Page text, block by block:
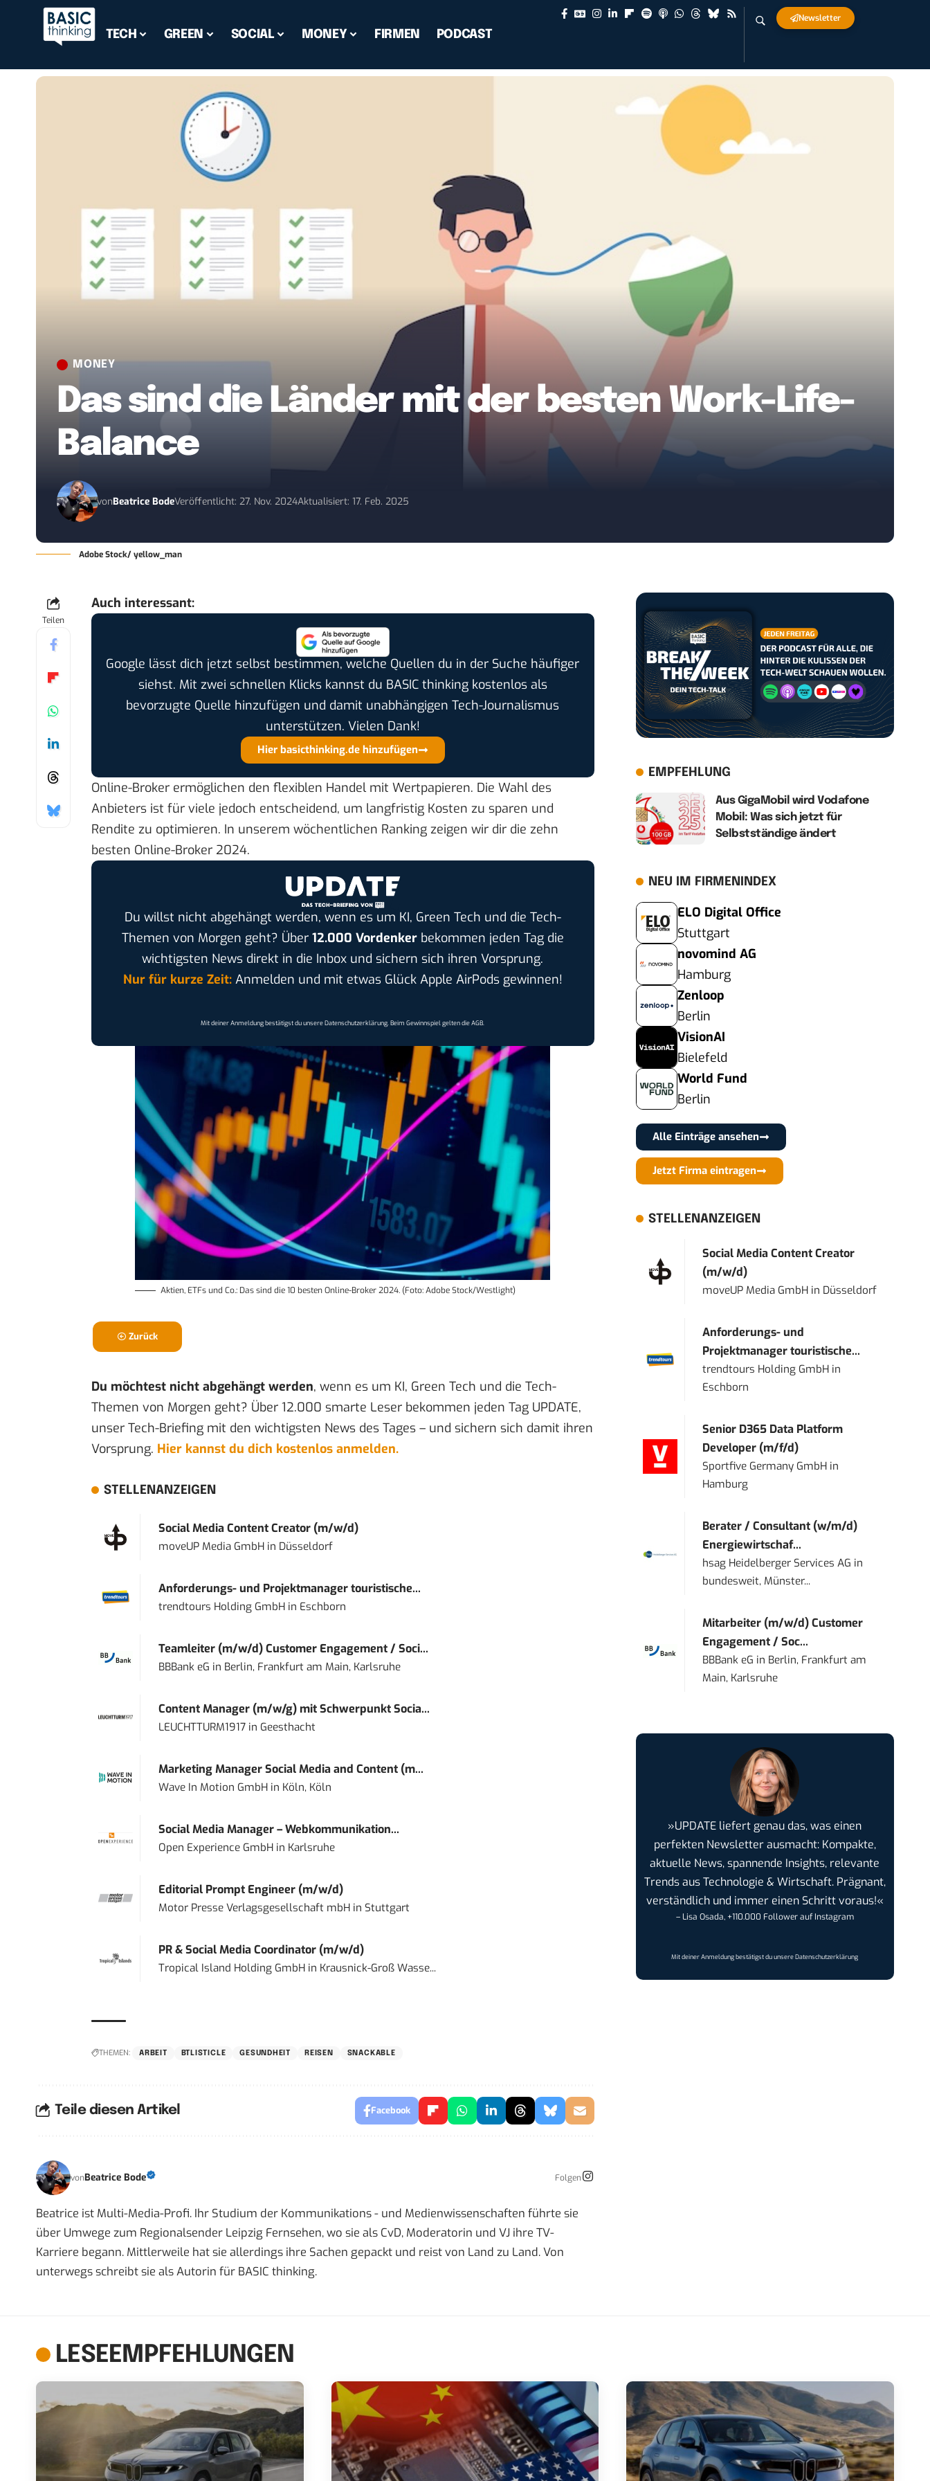
TECH GREEN SOCIAL MONEY FIRMEN PODCAST
Newsletter
MONEY
Das sind die Länder mit der besten Work-Life-
Balance
vonBeatrice BodeVeröffentlicht: 27. Nov. 2024Aktualisiert: 17. Feb. 2025
Adobe Stock/ yellow_man
Teilen
Auch interessant:
Google lässt dich jetzt selbst bestimmen, welche Quellen du in der Suche häufiger
siehst. Mit zwei schnellen Klicks kannst du BASIC thinking kostenlos als
bevorzugte Quelle hinzufügen und damit unabhängigen Tech-Journalismus
unterstützen. Vielen Dank!
Hier basicthinking.de hinzufügen
Online-Broker ermöglichen den flexiblen Handel mit Wertpapieren. Die Wahl des
Anbieters ist für viele jedoch entscheidend, um langfristig Kosten zu sparen und
Rendite zu optimieren. In unserem wöchentlichen Ranking zeigen wir dir die zehn
besten Online-Broker 2024.
Du willst nicht abgehängt werden, wenn es um KI, Green Tech und die Tech-
Themen von Morgen geht? Über 12.000 Vordenkerbekommen jeden Tag die
wichtigsten News direkt in die Inbox und sichern sich ihren Vorsprung.
Nur für kurze Zeit:Anmelden und mit etwas Glück Apple AirPods gewinnen!
Mit deiner Anmeldung bestätigst du unsereDatenschutzerklärung. Beim Gewinnspiel gelten dieAGB.
Aktien, ETFs und Co.: Das sind die 10 besten Online-Broker 2024. (Foto: Adobe Stock/Westlight)
Zurück
Du möchtest nicht abgehängt werden, wenn es um KI, Green Tech und die Tech-
Themen von Morgen geht? Über 12.000 smarte Leser bekommen jeden Tag UPDATE,
unser Tech-Briefing mit den wichtigsten News des Tages – und sichern sich damit ihren
Vorsprung. Hier kannst du dich kostenlos anmelden.
STELLENANZEIGEN
Social Media Content Creator (m/w/d)
moveUP Media GmbHin Düsseldorf
Anforderungs- und Projektmanager touristische...
trendtours Holding GmbHin Eschborn
Teamleiter (m/w/d) Customer Engagement / Soci...
BBBank eG in Berlin, Frankfurt am Main, Karlsruhe
Content Manager (m/w/g) mit Schwerpunkt Socia...
LEUCHTTURM1917in Geesthacht
Marketing Manager Social Media and Content (m...
Wave In Motion GmbHin Köln, Köln
Social Media Manager – Webkommunikation...
Open Experience GmbHin Karlsruhe
Editorial Prompt Engineer (m/w/d)
Motor Presse Verlagsgesellschaft mbHin Stuttgart
PR & Social Media Coordinator (m/w/d)
Tropical Island Holding GmbHin Krausnick-Groß Wasse...
THEMEN: ARBEIT BTLISTICLE GESUNDHEIT REISEN SNACKABLE
Teile diesen Artikel Facebook
vonBeatrice Bode Folgen
Beatrice ist Multi-Media-Profi. Ihr Studium der Kommunikations - und Medienwissenschaften führte sie
über Umwege zum Regionalsender Leipzig Fernsehen, wo sie als CvD, Moderatorin und VJ ihre TV-
Karriere begann. Mittlerweile hat sie allerdings ihre Sachen gepackt und reist von Land zu Land. Von
unterwegs schreibt sie als Autorin für BASIC thinking.
EMPFEHLUNG
Aus GigaMobil wird Vodafone
Mobil: Was sich jetzt für
Selbstständige ändert
NEU IM FIRMENINDEX
ELO Digital Office
Stuttgart
novomind AG
Hamburg
Zenloop
Berlin
VisionAI
Bielefeld
World Fund
Berlin
Alle Einträge ansehen
Jetzt Firma eintragen
STELLENANZEIGEN
Social Media Content Creator
(m/w/d)
moveUP Media GmbH in Düsseldorf
Anforderungs- und
Projektmanager touristische...
trendtours Holding GmbH in
Eschborn
Senior D365 Data Platform
Developer (m/f/d)
Sportfive Germany GmbH in
Hamburg
Berater / Consultant (w/m/d)
Energiewirtschaf...
hsag Heidelberger Services AG in
bundesweit, Münster...
Mitarbeiter (m/w/d) Customer
Engagement / Soc...
BBBank eG in Berlin, Frankfurt am
Main, Karlsruhe
»UPDATE liefert genau das, was einen
perfekten Newsletter ausmacht: Kompakte,
aktuelle News, spannende Insights, relevante
Trends aus Technologie & Wirtschaft. Prägnant,
verständlich und immer einen Schritt voraus!«
– Lisa Osada, +110.000 Follower auf Instagram
Mit deiner Anmeldung bestätigst du unsereDatenschutzerklärung
LESEEMPFEHLUNGEN